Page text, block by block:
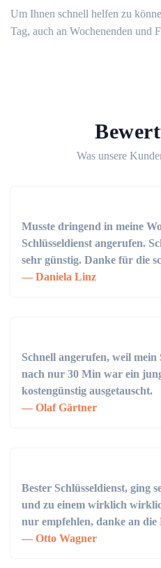
Um Ihnen schnell helfen zu
Tag, auch an Wochenenden und
Was unsere
Musste dringend in meine
Schlüsseldienst angerufen.
sehr günstig. Danke für die
Daniela Linz
Schnell angerufen, weil
nach nur 30 Min war ein
kostengünstig ausgetauscht.
Olaf Gärtner
Bester Schlüsseldienst, ging
und zu einem wirklich
nur empfehlen, danke an die
Otto Wagner